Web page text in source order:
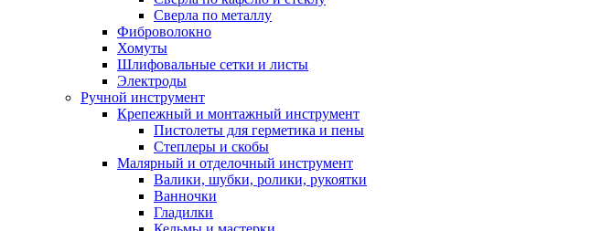
Сверла по металлу
Фиброволокно
Хомуты
Шлифовальные сетки и листы
Электроды
Ручной инструмент
Крепежный и монтажный инструмент
Пистолеты для герметика и пены
Степлеры и скобы
Малярный и отделочный инструмент
Валики, шубки, ролики, рукоятки
Ванночки
Гладилки